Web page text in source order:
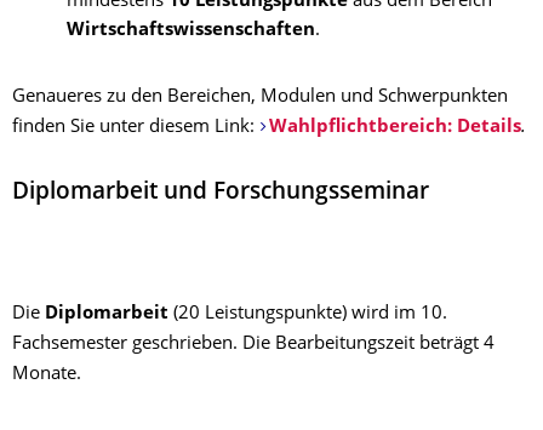
Wirtschaftswissenschaften.
Genaueres zu den Bereichen, Modulen und Schwerpunkten
finden Sie unter diesem Link:
Wahlpflichtbereich: Details.
Diplomarbeit und Forschungsseminar
Die Diplomarbeit (20 Leistungspunkte) wird im 10.
Fachsemester geschrieben. Die Bearbeitungszeit beträgt 4
Monate.